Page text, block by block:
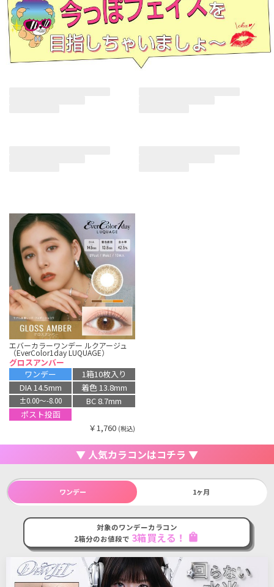
エバーカラーワンデー ルクアージュ
（EverColor1day LUQUAGE）
グロスアンバー
ワンデー
1箱10枚入り
DIA 14.5mm
着色 13.8mm
±0.00〜-8.00
BC 8.7mm
ポスト投函
￥1,760 (税込)
▼ 人気カラコンはコチラ ▼
ワンデー 1ヶ月
対象のワンデーカラコン
2箱分のお値段で 3箱買える！ shopping_bag